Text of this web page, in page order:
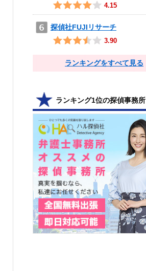
4.15
探偵社FUJIリサーチ
3.90
ランキングをすべて見る
ランキング1位の探偵事務所